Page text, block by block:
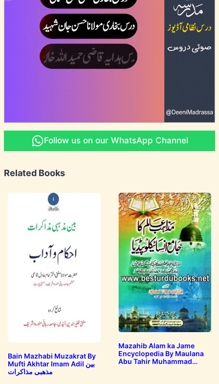
Follow us on our WhatsApp Channel
Related Books
Bain Mazhabi Muzakrat By
Mufti Akhtar Imam Adil بین
مذھبی مذاکرات
Mazahib Alam ka Jame
Encyclopedia By Maulana
Abu Tahir Muhammad